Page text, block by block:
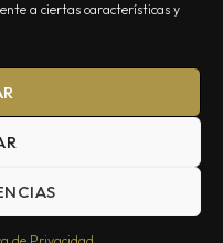
a ciertas características y
Reservados © 2026